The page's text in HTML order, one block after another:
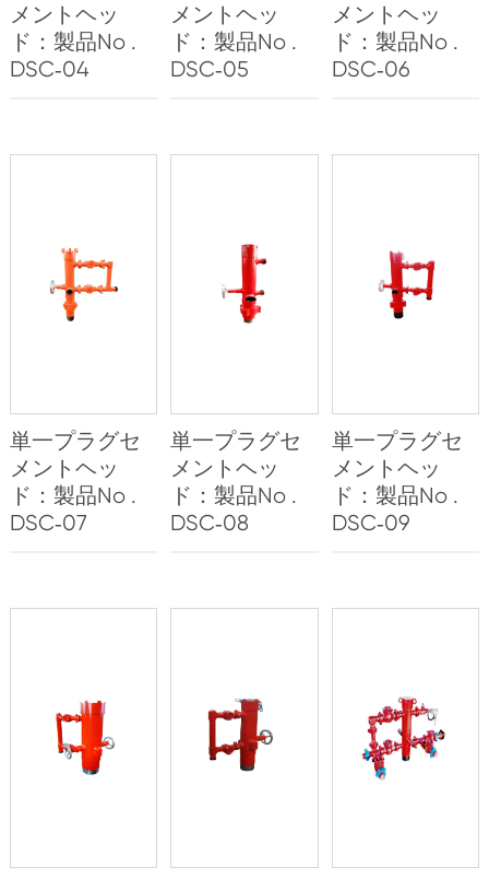
メントヘッ
ド：製品No .
DSC‐04
メントヘッ
ド：製品No .
DSC‐05
メントヘッ
ド：製品No .
DSC‐06
単一プラグセ
メントヘッ
ド：製品No .
DSC‐07
単一プラグセ
メントヘッ
ド：製品No .
DSC‐08
単一プラグセ
メントヘッ
ド：製品No .
DSC‐09